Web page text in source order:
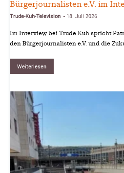
Bürgerjournalisten e.V. im
Trude-Kuh-Television - 18. Juli 2026
Im Interview bei Trude Kuh spricht
den Bürgerjournalisten e.V. und die
Weiterlesen